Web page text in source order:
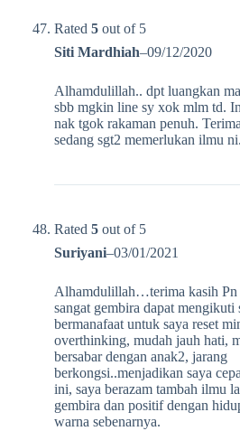
Rated 5 out of 5
Siti Mardhiah–09/12/2020
Alhamdulillah.. dpt luangkan
sbb mgkin line sy xok mlm td.
nak tgok rakaman penuh.
sedang sgt2 memerlukan ilmu ni.
Rated 5 out of 5
Suriyani–03/01/2021
Alhamdulillah…terima kasih Pn
sangat gembira dapat mengikuti
bermanafaat untuk saya reset
overthinking, mudah jauh hati,
bersabar dengan anak2, jarang
berkongsi..menjadikan saya
ini, saya berazam tambah ilmu
gembira dan positif dengan
warna sebenarnya.